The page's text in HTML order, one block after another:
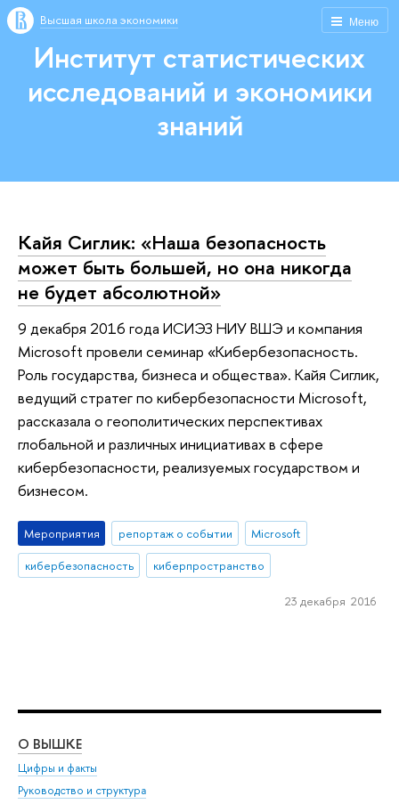
Меню
Высшая школа экономики
Институт статистических
исследований и экономики
знаний
Кайя Сиглик: «Наша безопасность
может быть большей, но она никогда
не будет абсолютной»
9 декабря 2016 года ИСИЭЗ НИУ ВШЭ и компания
Microsoft провели семинар «Кибербезопасность.
Роль государства, бизнеса и общества». Кайя Сиглик,
ведущий стратег по кибербезопасности Microsoft,
рассказала о геополитических перспективах
глобальной и различных инициативах в сфере
кибербезопасности, реализуемых государством и
бизнесом.
Мероприятия репортаж о событии
Microsoft
кибербезопасность
киберпространство
23 декабря 2016
О ВЫШКЕ
Цифры и факты
Руководство и структура